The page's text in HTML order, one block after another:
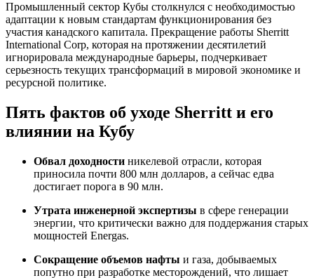
Промышленный сектор Кубы столкнулся с необходимостью
адаптации к новым стандартам функционирования без
участия канадского капитала. Прекращение работы Sherritt
International Corp, которая на протяжении десятилетий
игнорировала международные барьеры, подчеркивает
серьезность текущих трансформаций в мировой экономике и
ресурсной политике.
Пять фактов об уходе Sherritt и его
влиянии на Кубу
Обвал доходности никелевой отрасли, которая
приносила почти 800 млн долларов, а сейчас едва
достигает порога в 90 млн.
Утрата инженерной экспертизы в сфере генерации
энергии, что критически важно для поддержания старых
мощностей Energas.
Сокращение объемов нафты и газа, добываемых
попутно при разработке месторождений, что лишает